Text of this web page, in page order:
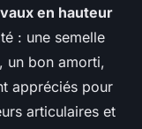
en hauteur
: une semelle
un bon amorti,
appréciés pour
articulaires et